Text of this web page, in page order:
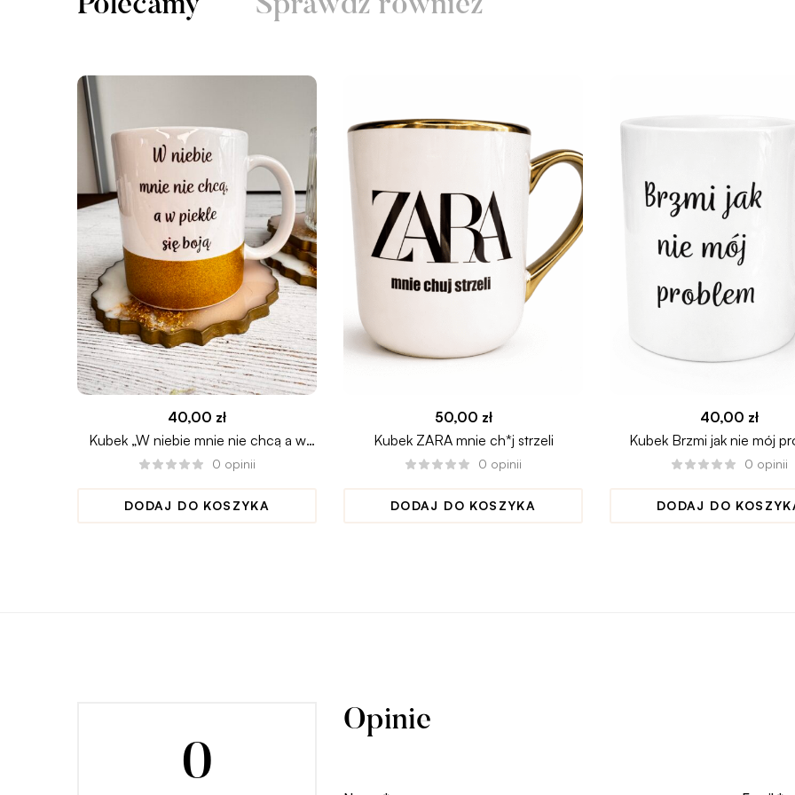
Polecamy Sprawdź również
40,00 zł
Kubek „W niebie mnie nie chcą a w
piekle się boją”
0 opinii
DODAJ DO KOSZYKA
50,00 zł
Kubek ZARA mnie ch*j strzeli
0 opinii
DODAJ DO KOSZYKA
40,00 zł
Kubek Brzmi jak nie mój
0 opinii
DODAJ DO
0
Opinie